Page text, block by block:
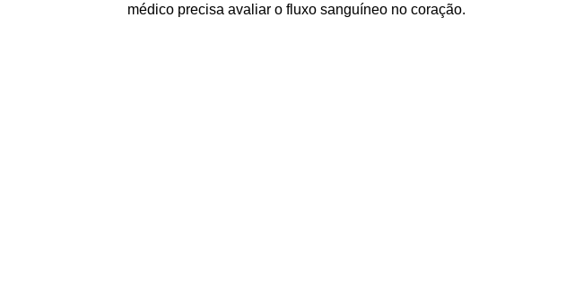
médico precisa avaliar o fluxo sanguíneo no coração.